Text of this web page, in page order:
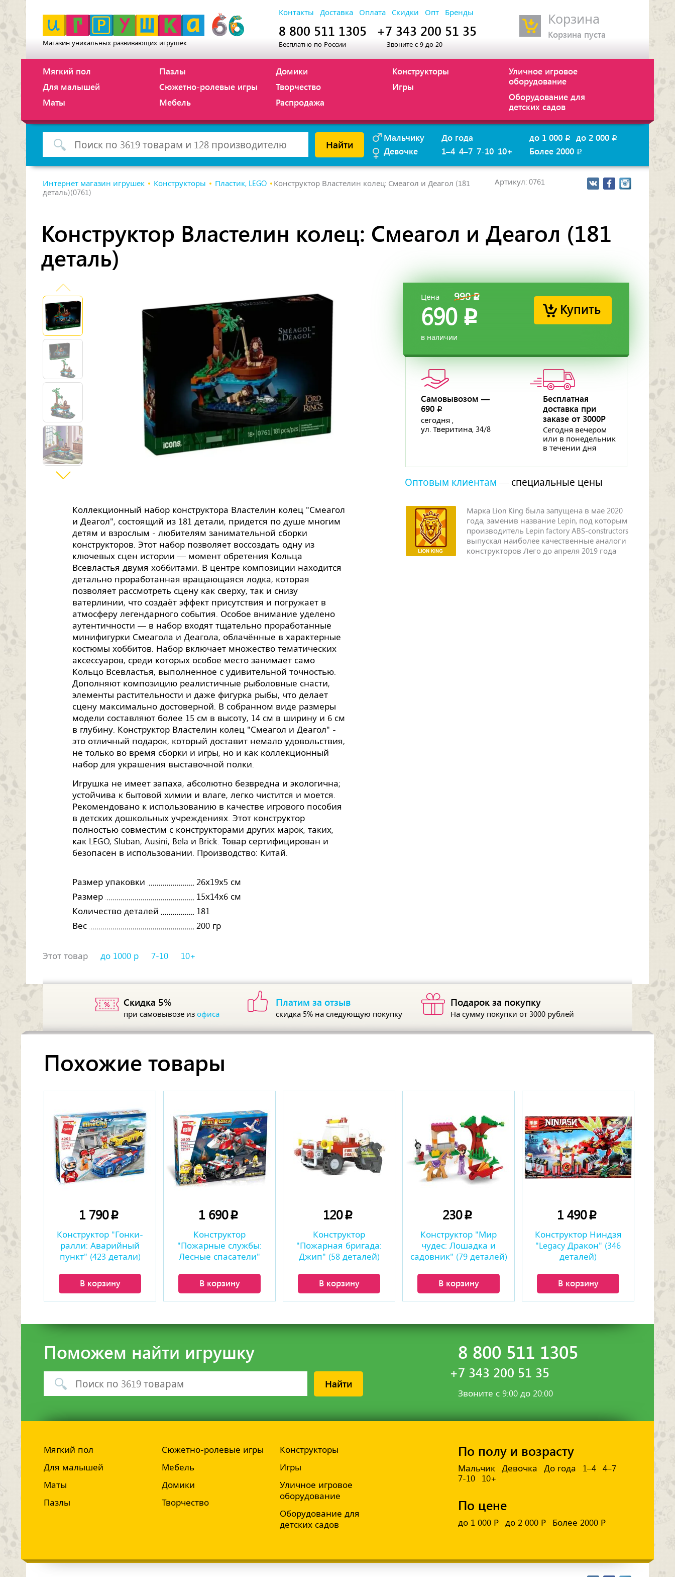
Корзина
Корзина пуста
Магазин уникальных развивающих игрушек
Контакты Доставка Оплата Скидки Опт Бренды
8 800 511 1305
Бесплатно по России
+7 343 200 51 35
Звоните с 9 до 20
Мягкий пол
Для малышей
Маты
Пазлы
Сюжетно-ролевые игры
Мебель
Домики
Творчество
Распродажа
Конструкторы
Игры
Уличное игровое
оборудование
Оборудование для
детских садов
Мальчику
Девочке
До года
1–4 4–7 7-10 10+
до 1 000 p до 2 000 p
Более 2000 p
Найти
Артикул: 0761
Интернет магазин игрушек Конструкторы Пластик, LEGO
Конструктор Властелин колец: Смеагол и Деагол (181
деталь)(0761)
Конструктор Властелин колец: Смеагол и Деагол (181
деталь)
Купить
990p
Цена
690 p
в наличии
Самовывозом —
690 p
сегодня ,
ул. Тверитина, 34/8
Бесплатная
доставка при
заказе от 3000Р
Сегодня вечером
или в понедельник
в течении дня
Оптовым клиентам — специальные цены
Коллекционный набор конструктора Властелин колец "Смеагол
и Деагол", состоящий из 181 детали, придется по душе многим
детям и взрослым - любителям занимательной сборки
конструкторов. Этот набор позволяет воссоздать одну из
ключевых сцен истории — момент обретения Кольца
Всевластья двумя хоббитами. В центре композиции находится
детально проработанная вращающаяся лодка, которая
позволяет рассмотреть сцену как сверху, так и снизу
ватерлинии, что создаёт эффект присутствия и погружает в
атмосферу легендарного события. Особое внимание уделено
аутентичности — в набор входят тщательно проработанные
минифигурки Смеагола и Деагола, облачённые в характерные
костюмы хоббитов. Набор включает множество тематических
аксессуаров, среди которых особое место занимает само
Кольцо Всевластья, выполненное с удивительной точностью.
Дополняют композицию реалистичные рыболовные снасти,
элементы растительности и даже фигурка рыбы, что делает
сцену максимально достоверной. В собранном виде размеры
модели составляют более 15 см в высоту, 14 см в ширину и 6 см
в глубину. Конструктор Властелин колец "Смеагол и Деагол" -
это отличный подарок, который доставит немало удовольствия,
не только во время сборки и игры, но и как коллекционный
набор для украшения выставочной полки.
Игрушка не имеет запаха, абсолютно безвредна и экологична;
устойчива к бытовой химии и влаге, легко чистится и моется.
Рекомендовано к использованию в качестве игрового пособия
в детских дошкольных учреждениях. Этот конструктор
полностью совместим с конструкторами других марок, таких,
как LEGO, Sluban, Ausini, Bela и Brick. Товар сертифицирован и
безопасен в использовании. Производство: Китай.
Размер упаковки
26х19х5 см
Размер
15х14х6 см
Количество деталей
181
Вес
200 гр
Марка Lion King была запущена в мае 2020
года, заменив название Lepin, под которым
производитель Lepin factory ABS-constructors
выпускал наиболее качественные аналоги
конструкторов Лего до апреля 2019 года
Этот товар до 1000 р 7-10 10+
Скидка 5%
при самовывозе изофиса
Платим за отзыв
скидка 5% на следующую покупку
Подарок за покупку
На сумму покупки от 3000 рублей
Похожие товары
1 790p
Конструктор "Гонки-
ралли: Аварийный
пункт" (423 детали)
В корзину
1 690p
Конструктор
"Пожарные службы:
Лесные спасатели"
В корзину
120p
Конструктор
"Пожарная бригада:
Джип" (58 деталей)
В корзину
230p
Конструктор "Мир
чудес: Лошадка и
садовник" (79 деталей)
В корзину
1 490p
Конструктор Ниндзя
"Legacy Дракон" (346
деталей)
В корзину
8 800 511 1305
+7 343 200 51 35
Звоните с 9:00 до 20:00
Поможем найти игрушку
Найти
По полу и возрасту
Мальчик Девочка До года 1–4
4–7
7-10
10+
По цене
до 1 000 Р до 2 000 Р Более 2000 Р
Мягкий пол
Для малышей
Маты
Пазлы
Сюжетно-ролевые игры
Мебель
Домики
Творчество
Конструкторы
Игры
Уличное игровое
оборудование
Оборудование для
детских садов